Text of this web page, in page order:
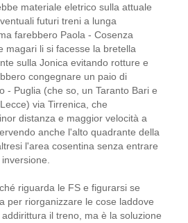
materiale eletrico sulla attuale
futuri treni a lunga
farebbero Paola - Cosenza
magari li si facesse la bretella
sulla Jonica evitando rotture e
congegnare un paio di
- Puglia (che so, un Taranto Bari e
via Tirrenica, che
distanza e maggior velocità a
anche l'alto quadrante della
l'area cosentina senza entrare
riguarda le FS e figurarsi se
per riorganizzare le cose laddove
il treno, ma è la soluzione